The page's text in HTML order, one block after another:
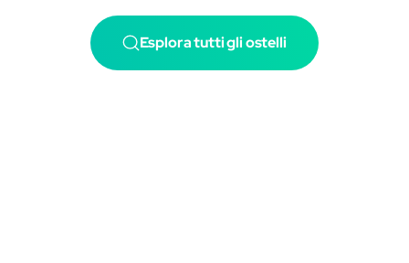
Esplora tutti gli ostelli